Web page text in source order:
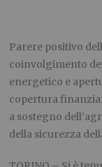
Parere positivo
coinvolgimento
energetico e
copertura
a sostegno
della sicurezza